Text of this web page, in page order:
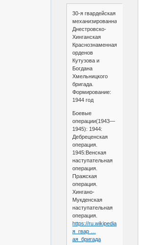
30-я гвардейская
механизированная
Днестровско-
Хинганская
Краснознаменная,
орденов
Кутузова и
Богдана
Хмельницкого
бригада.
Формирование:
1944 год
Боевые
операции(1943—
1945): 1944:
Дебреценская
операция.
1945:Венская
наступательная
операция.
Пражская
операция.
Хингано-
Мукденская
наступательная
операция.
https://ru.wikipedia.org/wiki/30-
я_гвар …
ая_бригада